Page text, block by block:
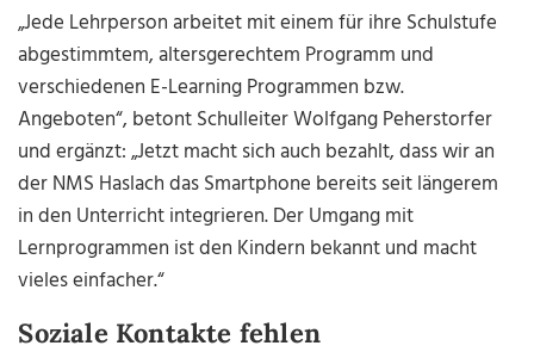
„Jede Lehrperson arbeitet mit einem für ihre Schulstufe
abgestimmtem, altersgerechtem Programm und
verschiedenen E-Learning Programmen bzw.
Angeboten“, betont Schulleiter Wolfgang Peherstorfer
und ergänzt: „Jetzt macht sich auch bezahlt, dass wir an
der NMS Haslach das Smartphone bereits seit längerem
in den Unterricht integrieren. Der Umgang mit
Lernprogrammen ist den Kindern bekannt und macht
vieles einfacher.“
Soziale Kontakte fehlen